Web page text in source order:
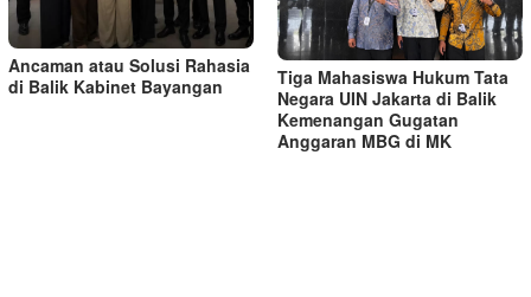
Ancaman atau Solusi Rahasia
di Balik Kabinet Bayangan
Tiga Mahasiswa Hukum Tata
Negara UIN Jakarta di Balik
Kemenangan Gugatan
Anggaran MBG di MK